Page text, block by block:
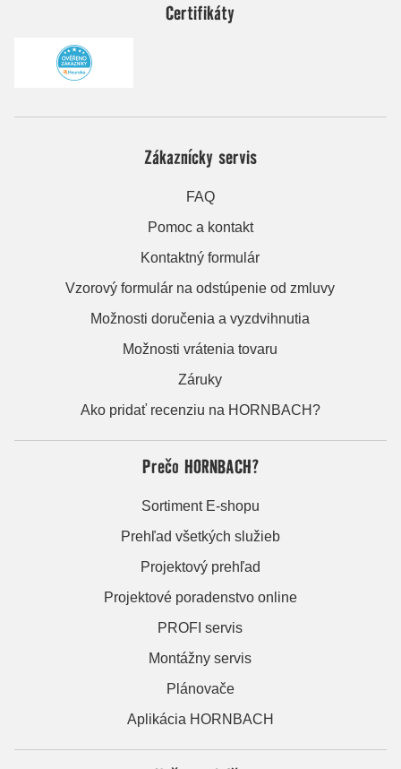
Certifikáty
Zákaznícky servis
FAQ
Pomoc a kontakt
Kontaktný formulár
Vzorový formulár na odstúpenie od zmluvy
Možnosti doručenia a vyzdvihnutia
Možnosti vrátenia tovaru
Záruky
Ako pridať recenziu na HORNBACH?
Prečo HORNBACH?
Sortiment E-shopu
Prehľad všetkých služieb
Projektový prehľad
Projektové poradenstvo online
PROFI servis
Montážny servis
Plánovače
Aplikácia HORNBACH